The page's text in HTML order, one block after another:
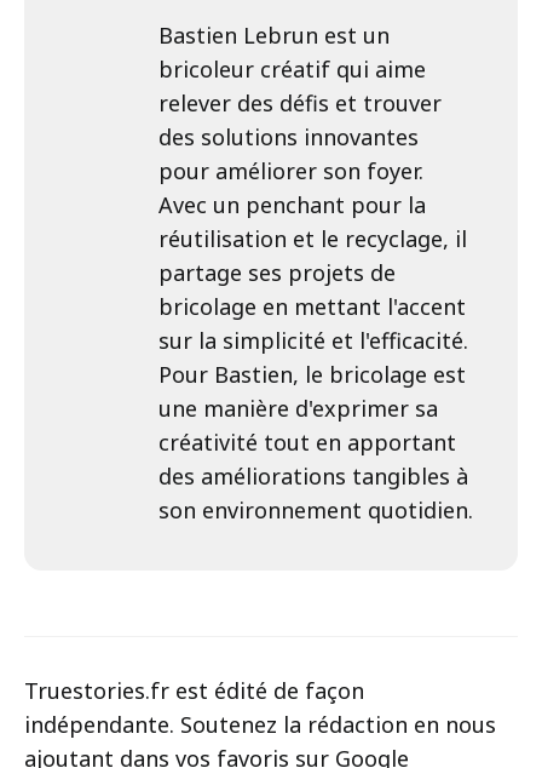
Bastien Lebrun est un
bricoleur créatif qui aime
relever des défis et trouver
des solutions innovantes
pour améliorer son foyer.
Avec un penchant pour la
réutilisation et le recyclage, il
partage ses projets de
bricolage en mettant l'accent
sur la simplicité et l'efficacité.
Pour Bastien, le bricolage est
une manière d'exprimer sa
créativité tout en apportant
des améliorations tangibles à
son environnement quotidien.
Truestories.fr est édité de façon
indépendante. Soutenez la rédaction en nous
ajoutant dans vos favoris sur Google